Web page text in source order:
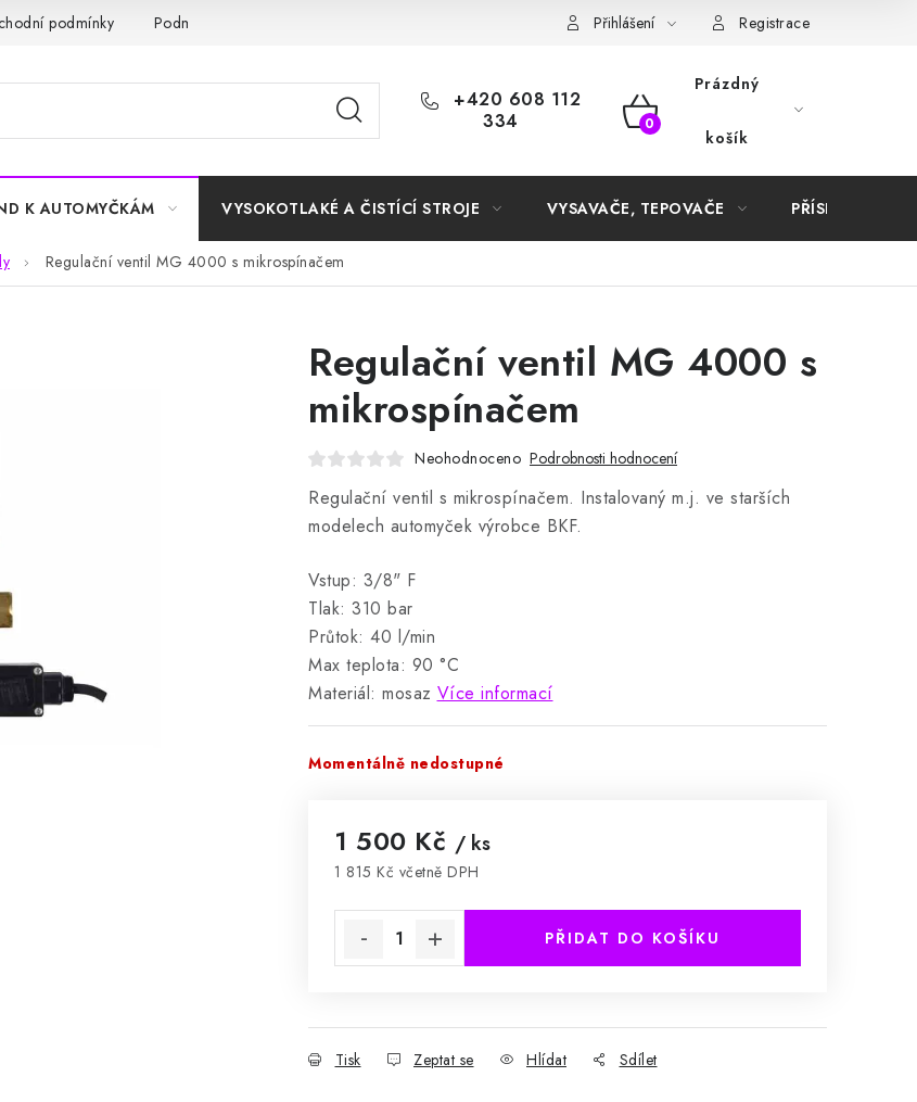
podmínky Podmínky ochrany osobních údajů Samoobslužné platební terminály
Přihlášení Registrace
+420 608 112
334
NÁKUPNÍ
Prázdný
košík
K AUTOMYČKÁM VYSOKOTLAKÉ A ČISTÍCÍ STROJE VYSAVAČE, TEPOVAČE PŘÍSLUŠENSTVÍ
Regulační ventil MG 4000 s mikrospínačem
Regulační ventil MG 4000 s
mikrospínačem
Neohodnoceno Podrobnosti hodnocení
Regulační ventil s mikrospínačem. Instalovaný m.j. ve starších
modelech automyček výrobce BKF.
Vstup: 3/8" F
Tlak: 310 bar
Průtok: 40 l/min
Max teplota: 90 °C
Materiál: mosaz Více informací
Momentálně nedostupné
1 500 Kč / ks
1 815 Kč včetně DPH
PŘIDAT DO KOŠÍKU
Tisk Zeptat se Hlídat Sdílet